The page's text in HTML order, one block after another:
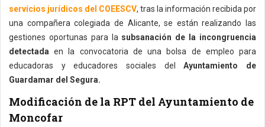
servicios jurídicos del COEESCV, tras la información recibida por
una compañera colegiada de Alicante, se están realizando las
gestiones oportunas para la subsanación de la incongruencia
detectada en la convocatoria de una bolsa de empleo para
educadoras y educadores sociales del
Ayuntamiento de
Guardamar del Segura.
Modificación de la RPT del Ayuntamiento de
Moncofar